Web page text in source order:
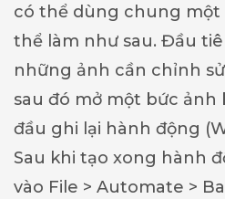
có thể dùng chung một
thể làm như sau. Đầu
những ảnh cần chỉnh
sau đó mở một bức ảnh
đầu ghi lại hành động
Sau khi tạo xong hành
vào File > Automate >